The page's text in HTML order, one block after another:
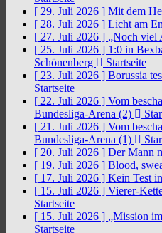
[ 29. Juli 2026 ] Mit dem
[ 28. Juli 2026 ] Licht am
[ 27. Juli 2026 ] „Noch viel
[ 25. Juli 2026 ] 1:0 in
Schönenberg
Startseite
[ 23. Juli 2026 ] Borussia
Startseite
[ 22. Juli 2026 ] Vom
Bundesliga-Arena (2)
[ 21. Juli 2026 ] Vom
Bundesliga-Arena (1)
[ 20. Juli 2026 ] Der Mann
[ 19. Juli 2026 ] Blood,
[ 17. Juli 2026 ] Kein Test
[ 15. Juli 2026 ] Vierer-
Startseite
[ 15. Juli 2026 ] „Mission
Startseite